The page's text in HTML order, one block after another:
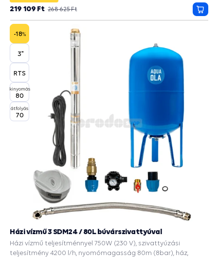
268 625 Ft
219 109 Ft
-18%
3"
RTS
kinyomás
80
átfolyás
70
Házi vízmű 3 SDM24 / 80L búvárszivattyúval
Házi vízmű teljesítménnyel 750W (230 V), szivattyúzási
teljesítmény 4200 l/h, nyomómagasság 80m (8bar), ház,